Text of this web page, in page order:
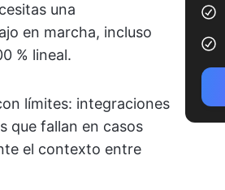
una
en marcha, incluso
% lineal.
límites: integraciones
que fallan en casos
el contexto entre